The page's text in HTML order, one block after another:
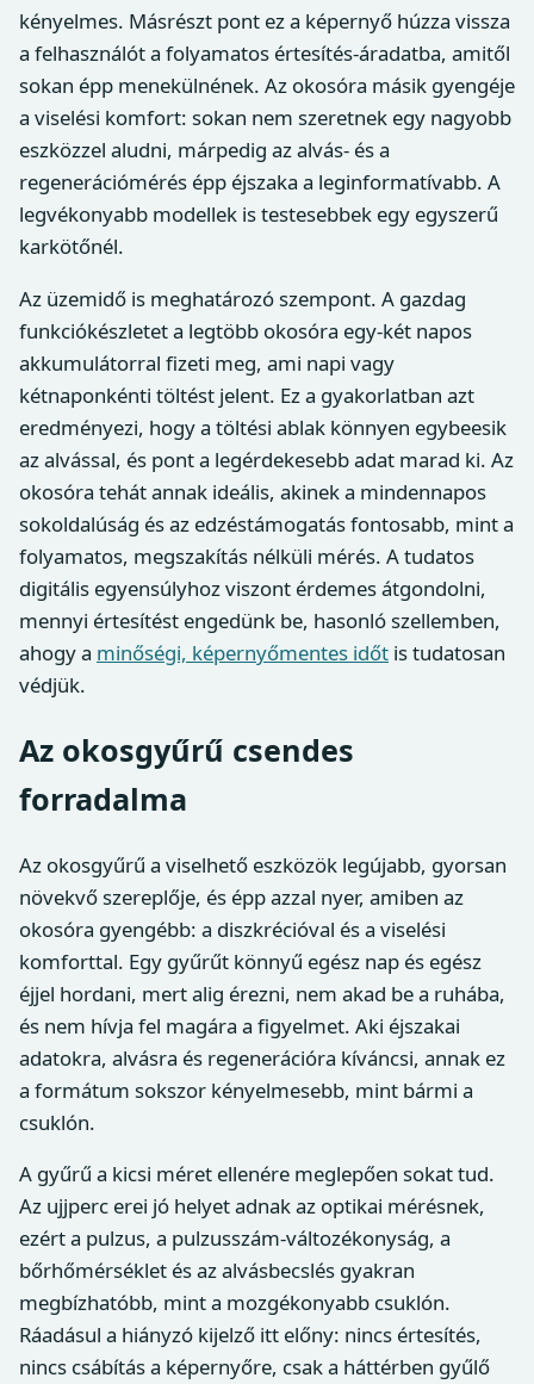
kényelmes. Másrészt pont ez a képernyő húzza vissza
a felhasználót a folyamatos értesítés-áradatba, amitől
sokan épp menekülnének. Az okosóra másik gyengéje
a viselési komfort: sokan nem szeretnek egy nagyobb
eszközzel aludni, márpedig az alvás- és a
regenerációmérés épp éjszaka a leginformatívabb. A
legvékonyabb modellek is testesebbek egy egyszerű
karkötőnél.
Az üzemidő is meghatározó szempont. A gazdag
funkciókészletet a legtöbb okosóra egy-két napos
akkumulátorral fizeti meg, ami napi vagy
kétnaponkénti töltést jelent. Ez a gyakorlatban azt
eredményezi, hogy a töltési ablak könnyen egybeesik
az alvással, és pont a legérdekesebb adat marad ki. Az
okosóra tehát annak ideális, akinek a mindennapos
sokoldalúság és az edzéstámogatás fontosabb, mint a
folyamatos, megszakítás nélküli mérés. A tudatos
digitális egyensúlyhoz viszont érdemes átgondolni,
mennyi értesítést engedünk be, hasonló szellemben,
ahogy a minőségi, képernyőmentes időt is tudatosan
védjük.
Az okosgyűrű csendes
forradalma
Az okosgyűrű a viselhető eszközök legújabb, gyorsan
növekvő szereplője, és épp azzal nyer, amiben az
okosóra gyengébb: a diszkrécióval és a viselési
komforttal. Egy gyűrűt könnyű egész nap és egész
éjjel hordani, mert alig érezni, nem akad be a ruhába,
és nem hívja fel magára a figyelmet. Aki éjszakai
adatokra, alvásra és regenerációra kíváncsi, annak ez
a formátum sokszor kényelmesebb, mint bármi a
csuklón.
A gyűrű a kicsi méret ellenére meglepően sokat tud.
Az ujjperc erei jó helyet adnak az optikai mérésnek,
ezért a pulzus, a pulzusszám-változékonyság, a
bőrhőmérséklet és az alvásbecslés gyakran
megbízhatóbb, mint a mozgékonyabb csuklón.
Ráadásul a hiányzó kijelző itt előny: nincs értesítés,
nincs csábítás a képernyőre, csak a háttérben gyűlő